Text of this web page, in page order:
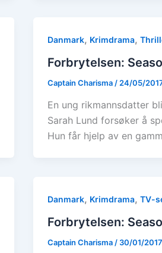
Danmark, Krimdrama,
Forbrytelsen:
Captain Charisma / 24/05/
En ung rikmannsdatter
Sarah Lund forsøker å
Hun får hjelp av en
Danmark, Krimdrama,TV-
Forbrytelsen:
Captain Charisma / 30/01/2017